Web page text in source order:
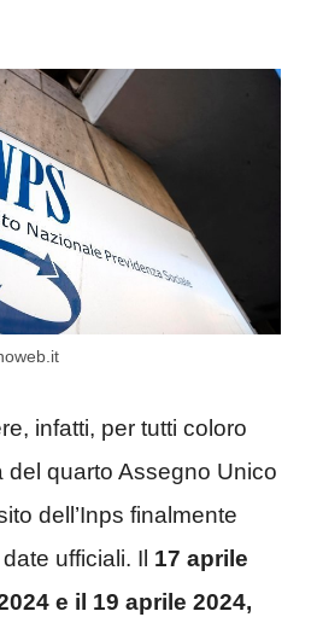
infatti, per tutti coloro
del quarto Assegno Unico
dell’Inps finalmente
ufficiali. Il 17 aprile
e il 19 aprile 2024,